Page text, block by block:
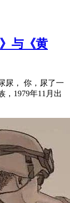
频曝光
美女，身兼副局
了，而且民间也